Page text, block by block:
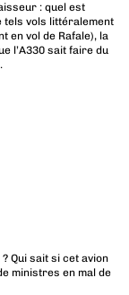
: quel est
tels vols littéralement
en vol de Rafale), la
l’A330 sait faire du
Qui sait si cet avion
ministres en mal de